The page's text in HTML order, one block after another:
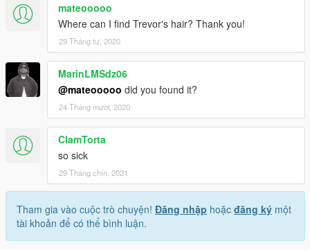
mateooooo
Where can I find Trevor's hair? Thank you!
29 Tháng tư, 2020
MarinLMSdz06
@mateooooo did you found it?
24 Tháng mười, 2020
ClamTorta
so sick
29 Tháng chín, 2021
Tham gia vào cuộc trò chuyện! Đăng nhập hoặc đăng ký một
tài khoản để có thể bình luận.